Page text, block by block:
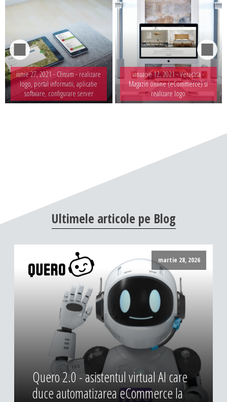
iunie 27, 2021 - Clinsim - realizare
logo, portal informatii, aplicatie
software, configurare server
ianuarie 12, 2021 -Veracasa -
Magazin online (eCommerce) si
realizare logo
Ultimele articole pe Blog
martie 28, 2026
Quero 2.0 - asistentul virtual AI care
duce automatizarea eCommerce la